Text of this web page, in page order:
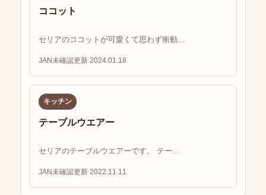
ココット
セリアのココットが可愛くて思わず衝動...
JAN未確認更新 2024.01.18
キッチン
テーブルウエアー
セリアのテーブルウエアーです。 テー...
JAN未確認更新 2022.11.11